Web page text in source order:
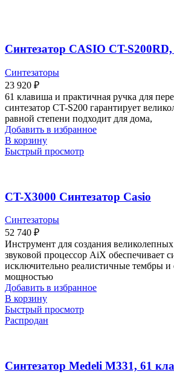
Синтезатор CASIO CT-
Синтезаторы
23 920 ₽
61 клавиша и практичная ручка для
синтезатор CT-S200 гарантирует
равной степени подходит для дома,
Добавить в избранное
В корзину
Быстрый просмотр
CT-X3000 Синтезатор Casio
Синтезаторы
52 740 ₽
Инструмент для создания
звуковой процессор AiX обеспечивает
исключительно реалистичные тембры
мощностью
Добавить в избранное
В корзину
Быстрый просмотр
Распродан
Синтезатор Medeli M331, 61